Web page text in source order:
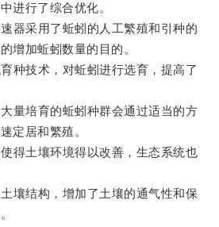
进行了综合优化。
采用了蚯蚓的人工繁殖和引种的
增加蚯蚓数量的目的。
技术，对蚯蚓进行选育，提高了
培育的蚯蚓种群会通过适当的方
定居和繁殖。
土壤环境得以改善，生态系统也
结构，增加了土壤的通气性和保